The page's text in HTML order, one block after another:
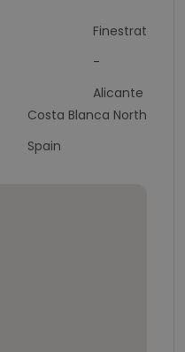
Finestrat
-
Alicante
Costa Blanca North
Spain